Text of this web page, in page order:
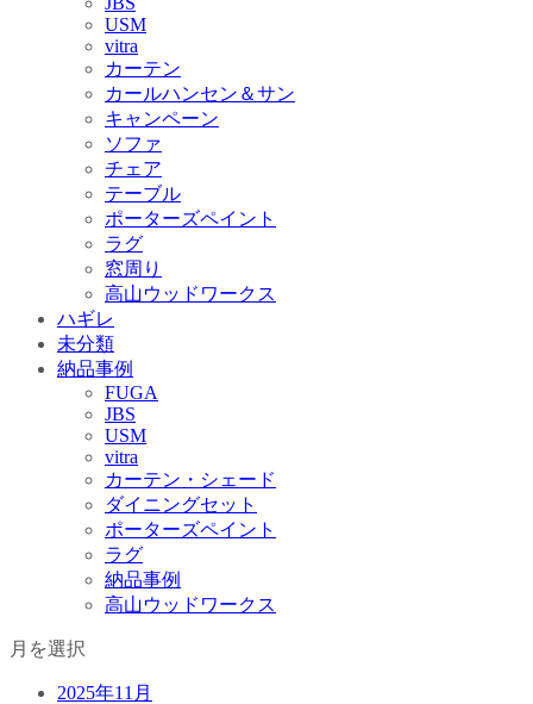
USM
vitra
カーテン
カールハンセン＆サン
キャンペーン
ソファ
チェア
テーブル
ポーターズペイント
ラグ
窓周り
高山ウッドワークス
ハギレ
未分類
納品事例
FUGA
JBS
USM
vitra
カーテン・シェード
ダイニングセット
ポーターズペイント
ラグ
納品事例
高山ウッドワークス
月を選択
2025年11月